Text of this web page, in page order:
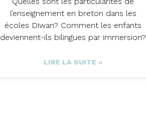
l’enseignement en breton dans les
écoles Diwan? Comment les enfants
deviennent-ils bilingues par immersion?
LIRE LA SUITE »